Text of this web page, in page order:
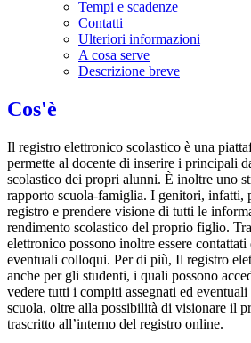
Tempi e scadenze
Contatti
Ulteriori informazioni
A cosa serve
Descrizione breve
Cos'è
Il registro elettronico scolastico è una
permette al docente di inserire i principali
scolastico dei propri alunni. È inoltre uno
rapporto scuola-famiglia. I genitori, infatti,
registro e prendere visione di tutti le
rendimento scolastico del proprio figlio.
elettronico possono inoltre essere contattati
eventuali colloqui. Per di più, Il registro
anche per gli studenti, i quali possono
vedere tutti i compiti assegnati ed
scuola, oltre alla possibilità di visionare il
trascritto all’interno del registro online.